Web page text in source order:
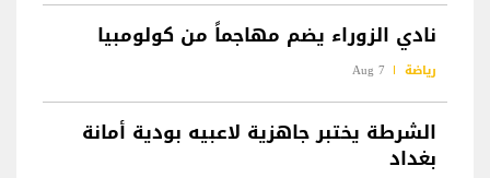
نادي الزوراء يضم مهاجماً من كولومبيا
رياضة 7 Aug
الشرطة يختبر جاهزية لاعبيه بودية أمانة
بغداد